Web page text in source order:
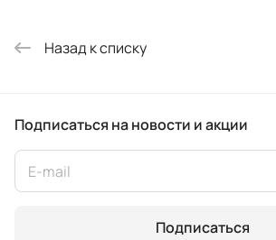
Назад к списку
Подписаться на новости и акции
Подписаться